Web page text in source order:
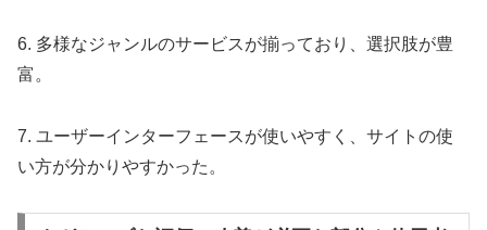
6. 多様なジャンルのサービスが揃っており、選択肢が豊
富。
7. ユーザーインターフェースが使いやすく、サイトの使
い方が分かりやすかった。